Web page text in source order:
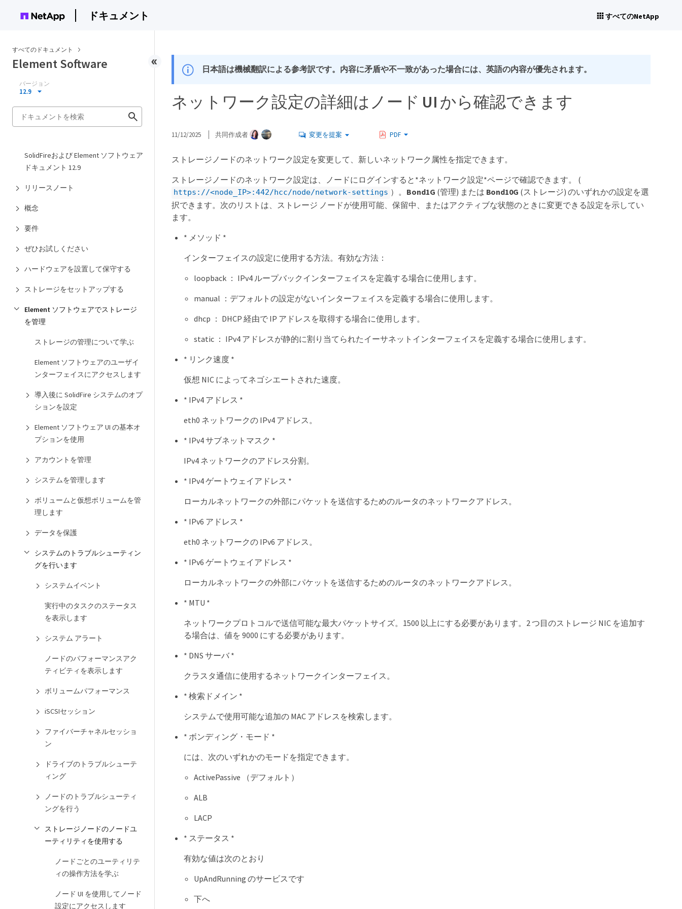
ドキュメント すべてのNetApp
すべてのドキュメント
Element Software
バージョン
12.9
SolidFireおよび Element ソフトウェア
ドキュメント 12.9
リリースノート
概念
要件
ぜひお試しください
ハードウェアを設置して保守する
ストレージをセットアップする
Element ソフトウェアでストレージ
を管理
ストレージの管理について学ぶ
Element ソフトウェアのユーザイ
ンターフェイスにアクセスします
導入後に SolidFire システムのオプ
ションを設定
Element ソフトウェア UI の基本オ
プションを使用
アカウントを管理
システムを管理します
ボリュームと仮想ボリュームを管
理します
データを保護
システムのトラブルシューティン
グを行います
システムイベント
実行中のタスクのステータス
を表示します
システム アラート
ノードのパフォーマンスアク
ティビティを表示します
ボリュームパフォーマンス
iSCSIセッション
ファイバーチャネルセッショ
ン
ドライブのトラブルシューテ
ィング
ノードのトラブルシューティ
ングを行う
ストレージノードのノードユ
ーティリティを使用する
ノードごとのユーティリテ
ィの操作方法を学ぶ
ノード UI を使用してノード
設定にアクセスします
日本語は機械翻訳による参考訳です。内容に矛盾や不一致があった場合には、英語の内容が優先されます。
ネットワーク設定の詳細はノード UI から確認できます
11/12/2025 共同作成者 変更を提案 PDF
ストレージノードのネットワーク設定を変更して、新しいネットワーク属性を指定できます。
ストレージノードのネットワーク設定は、ノードにログインすると*ネットワーク設定*ページで確認できます。 (
https://<node_IP>:442/hcc/node/network-settings ）。 Bond1G (管理) または Bond10G (ストレージ) のいずれかの設定を選
択できます。次のリストは、ストレージ ノードが使用可能、保留中、またはアクティブな状態のときに変更できる設定を示してい
ます。
* メソッド *
インターフェイスの設定に使用する方法。有効な方法：
loopback ： IPv4 ループバックインターフェイスを定義する場合に使用します。
manual ：デフォルトの設定がないインターフェイスを定義する場合に使用します。
dhcp ： DHCP 経由で IP アドレスを取得する場合に使用します。
static ： IPv4 アドレスが静的に割り当てられたイーサネットインターフェイスを定義する場合に使用します。
* リンク速度 *
仮想 NIC によってネゴシエートされた速度。
* IPv4 アドレス *
eth0 ネットワークの IPv4 アドレス。
* IPv4 サブネットマスク *
IPv4 ネットワークのアドレス分割。
* IPv4 ゲートウェイアドレス *
ローカルネットワークの外部にパケットを送信するためのルータのネットワークアドレス。
* IPv6 アドレス *
eth0 ネットワークの IPv6 アドレス。
* IPv6 ゲートウェイアドレス *
ローカルネットワークの外部にパケットを送信するためのルータのネットワークアドレス。
* MTU *
ネットワークプロトコルで送信可能な最大パケットサイズ。1500 以上にする必要があります。2 つ目のストレージ NIC を追加す
る場合は、値を 9000 にする必要があります。
* DNS サーバ *
クラスタ通信に使用するネットワークインターフェイス。
* 検索ドメイン *
システムで使用可能な追加の MAC アドレスを検索します。
* ボンディング・モード *
には、次のいずれかのモードを指定できます。
ActivePassive （デフォルト）
ALB
LACP
* ステータス *
有効な値は次のとおり
UpAndRunning のサービスです
下へ